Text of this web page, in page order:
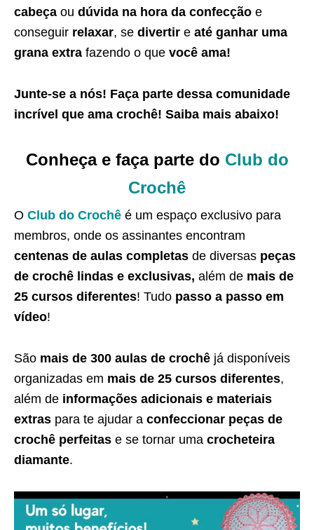
cabeça ou dúvida na hora da confecção e
conseguir relaxar, se divertir e até ganhar uma
grana extra fazendo o que você ama!
Junte-se a nós! Faça parte dessa comunidade
incrível que ama crochê! Saiba mais abaixo!
Conheça e faça parte do Club do
Crochê
O Club do Crochê é um espaço exclusivo para
membros, onde os assinantes encontram
centenas de aulas completas de diversas peças
de crochê lindas e exclusivas, além de mais de
25 cursos diferentes! Tudo passo a passo em
vídeo!
São mais de 300 aulas de crochê já disponíveis
organizadas em mais de 25 cursos diferentes,
além de informações adicionais e materiais
extras para te ajudar a confeccionar peças de
crochê perfeitas e se tornar uma crocheteira
diamante.